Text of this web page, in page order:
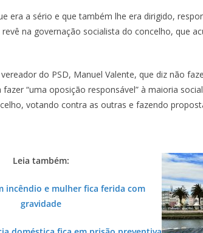
era a sério e que também lhe era dirigido,
na governação socialista do concelho, que
vereador do PSD, Manuel Valente, que diz não
“uma oposição responsável” à maioria
votando contra as outras e fazendo
Leia também:
incêndio e mulher fica ferida com
gravidade